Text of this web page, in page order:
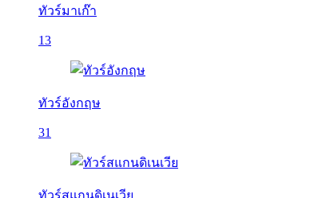
ทัวร์มาเก๊า
13
ทัวร์อังกฤษ
31
ทัวร์สแกนดิเนเวีย